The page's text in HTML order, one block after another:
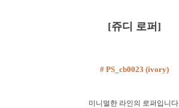
[쥬디 로퍼]
# PS_cb0023 (ivory)
미니멀한 라인의 로퍼입니다.